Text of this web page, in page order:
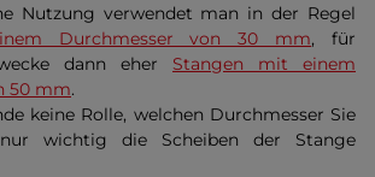
Nutzung verwendet man in der Regel
Durchmesser von 30 mm, für
dann eher Stangen mit einem
50 mm.
keine Rolle, welchen Durchmesser Sie
wichtig die Scheiben der Stange